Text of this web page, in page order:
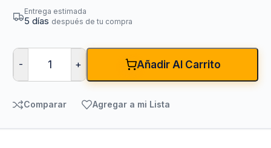
Entrega estimada
5 días después de tu compra
- + Añadir Al Carrito
Comparar Agregar a mi Lista